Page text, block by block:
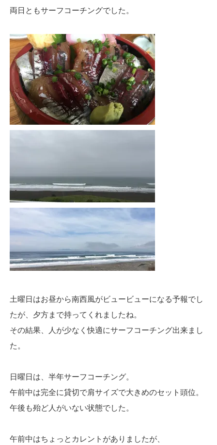
両日ともサーフコーチングでした。
土曜日はお昼から南西風がビュービューになる予報でし
たが、夕方まで持ってくれましたね。
その結果、人が少なく快適にサーフコーチング出来まし
た。
日曜日は、半年サーフコーチング。
午前中は完全に貸切で肩サイズで大きめのセット頭位。
午後も殆ど人がいない状態でした。
午前中はちょっとカレントがありましたが、